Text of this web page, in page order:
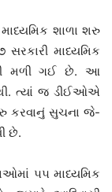
શાળા શરુ
સરકારી માધ્યમિક
મળી ગઈ છે. આ
ત્યાં જ ડીઈઓએ
કરવાનું સુચના જે-
છે.
૫૫ માધ્યમિક